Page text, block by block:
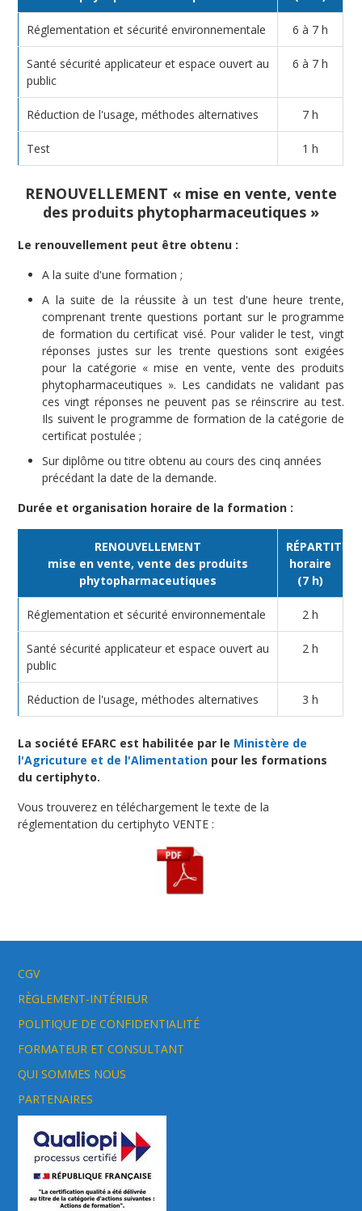
Réglementation et sécurité environnementale 6 à 7 h
Santé sécurité applicateur et espace ouvert au
public
6 à 7 h
Réduction de l'usage, méthodes alternatives 7 h
Test 1 h
RENOUVELLEMENT « mise en vente, vente
des produits phytopharmaceutiques »
Le renouvellement peut être obtenu :
A la suite d'une formation ;
A la suite de la réussite à un test d'une heure trente,
comprenant trente questions portant sur le programme
de formation du certificat visé. Pour valider le test, vingt
réponses justes sur les trente questions sont exigées
pour la catégorie « mise en vente, vente des produits
phytopharmaceutiques ». Les candidats ne validant pas
ces vingt réponses ne peuvent pas se réinscrire au test.
Ils suivent le programme de formation de la catégorie de
certificat postulée ;
Sur diplôme ou titre obtenu au cours des cinq années
précédant la date de la demande.
Durée et organisation horaire de la formation :
RENOUVELLEMENT
mise en vente, vente des produits
phytopharmaceutiques
horaire
(7 h)
Réglementation et sécurité environnementale 2 h
Santé sécurité applicateur et espace ouvert au
public
2 h
Réduction de l'usage, méthodes alternatives 3 h
La société EFARC est habilitée par le Ministère de
l'Agricuture et de l'Alimentation pour les formations
du certiphyto.
Vous trouverez en téléchargement le texte de la
réglementation du certiphyto VENTE :
CGV
RÈGLEMENT-INTÉRIEUR
POLITIQUE DE CONFIDENTIALITÉ
FORMATEUR ET CONSULTANT
QUI SOMMES NOUS
PARTENAIRES